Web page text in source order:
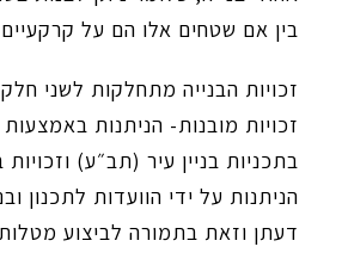
בין אם שטחים אלו הם על
זכויות הבנייה מתחלקות לשני
זכויות מובנות- הניתנות
בתכניות בניין עיר (תב״ע) וזכויות
הניתנות על ידי הוועדות לתכנון
דעתן וזאת בתמורה לביצוע מטלות